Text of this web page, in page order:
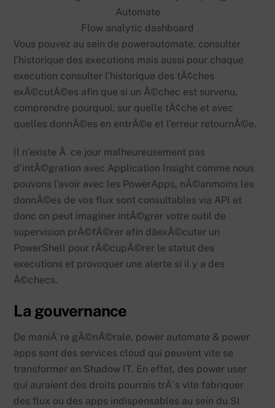
Flow analytic dashboard
Vous pouvez au sein de powerautomate, consulter
l’historique des executions mais aussi pour chaque
execution consulter l’historique des tÃ¢ches
exÃ©cutÃ©es afin que si un Ã©chec est survenu,
comprendre pourquoi, sur quelle tÃ¢che et avec
quelles donnÃ©es en entrÃ©e et l’erreur retournÃ©e.
Il n’existe Ã ce jour malheureusement pas
d’intÃ©gration avec Application Insight comme nous
pouvons l’avoir avec les PowerApps, nÃ©anmoins les
donnÃ©es de vos flux sont consultables via API et
donc on peut imaginer intÃ©grer votre outil de
supervision prÃ©fÃ©rer afin dâexÃ©cuter un
PowerShell pour rÃ©cupÃ©rer le statut des
executions et provoquer une alerte si il y a des
Ã©checs.
La gouvernance
De maniÃ¨re gÃ©nÃ©rale, power automate & power
apps sont des services cloud qui peuvent vite se
transformer en Shadow IT. En effet, des power user
qui auraient des droits pourrais trÃ¨s vite fabriquer
des flux ou des apps indispensables au sein du SI